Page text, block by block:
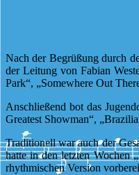
Nach der Begrüßung durch
der Leitung von Fabian
Park“, „Somewhere Out
Anschließend bot das
Greatest Showman“,
Traditionell war auch der
hatte in den letzten Wochen
rhythmischen Version